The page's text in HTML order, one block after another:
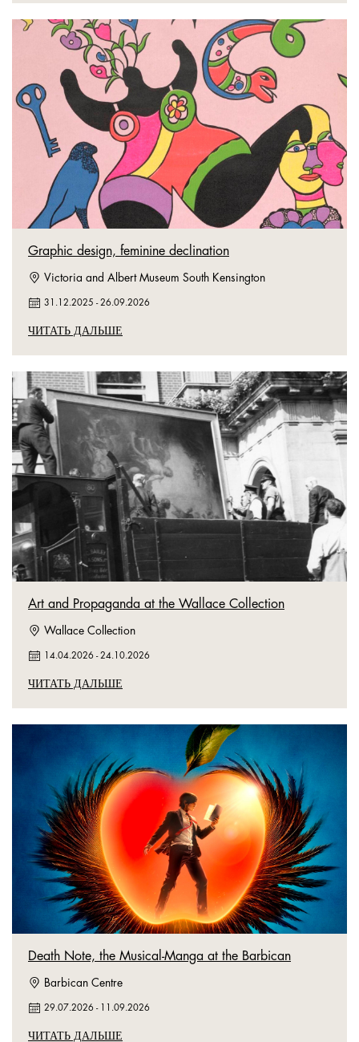
Graphic design, feminine declination
Victoria and Albert Museum South Kensington
31.12.2025 -26.09.2026
ЧИТАТЬ ДАЛЬШЕ
Art and Propaganda at the Wallace Collection
Wallace Collection
14.04.2026 -24.10.2026
ЧИТАТЬ ДАЛЬШЕ
Death Note, the Musical-Manga at the Barbican
Barbican Centre
29.07.2026 - 11.09.2026
ЧИТАТЬ ДАЛЬШЕ